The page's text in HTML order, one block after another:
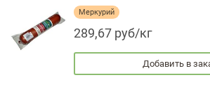
Меркурий
289,67 руб/кг
Добавить в